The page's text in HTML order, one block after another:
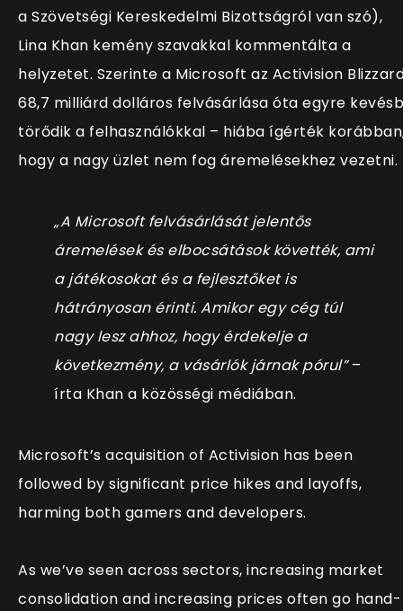
a Szövetségi Kereskedelmi Bizottságról van szó),
Lina Khan kemény szavakkal kommentálta a
helyzetet. Szerinte a Microsoft az Activision
68,7 milliárd dolláros felvásárlása óta egyre
törődik a felhasználókkal – hiába ígérték
hogy a nagy üzlet nem fog áremelésekhez vezetni.
„A Microsoft felvásárlását jelentős
áremelések és elbocsátások követték, ami
a játékosokat és a fejlesztőket is
hátrányosan érinti. Amikor egy cég túl
nagy lesz ahhoz, hogy érdekelje a
következmény, a vásárlók járnak pórul”–
írta Khan a közösségi médiában.
Microsoft’s acquisition of Activision has been
followed by significant price hikes and layoffs,
harming both gamers and developers.
As we’ve seen across sectors, increasing market
consolidation and increasing prices often go hand-